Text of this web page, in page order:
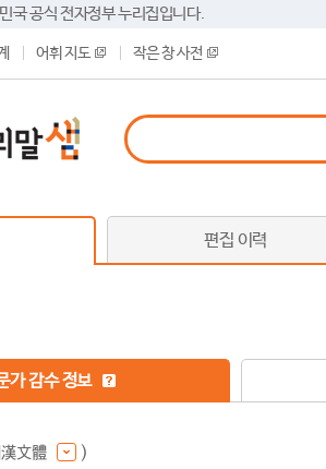
국 공식 전자정부 누리집입니다.
어휘 지도 작은 창 사전
편집 이력
가 감수 정보
文體 )